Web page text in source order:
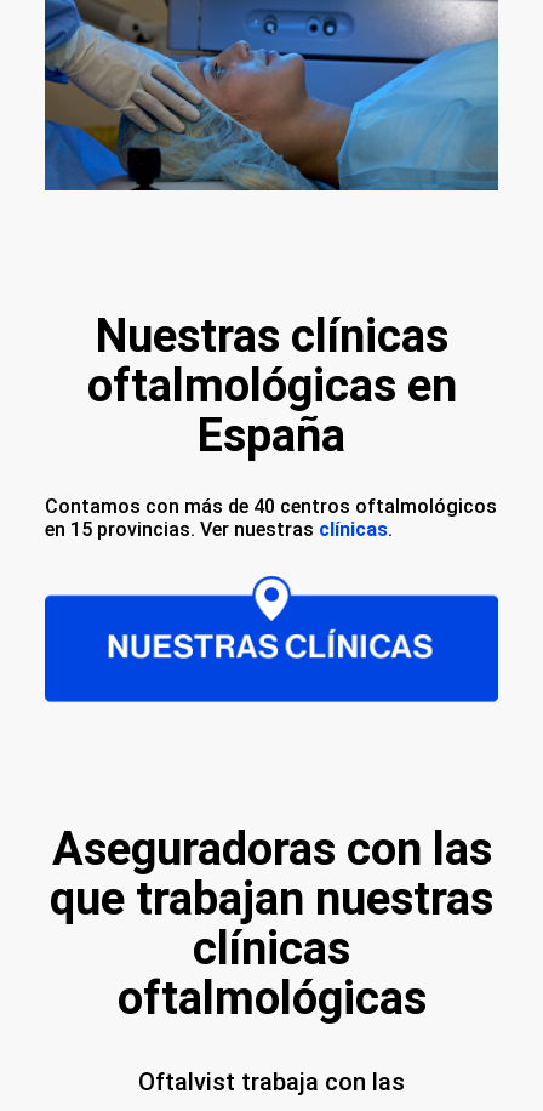
Nuestras clínicas
oftalmológicas en
España
Contamos con más de 40 centros oftalmológicos
en 15 provincias. Ver nuestras clínicas.
Aseguradoras con las
que trabajan nuestras
clínicas
oftalmológicas
Oftalvist trabaja con las